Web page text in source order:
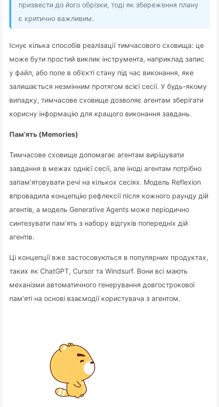
призвести до його обрізки, тоді як збереження плану
є критично важливим.
Існує кілька способів реалізації тимчасового сховища: це
може бути простий виклик інструмента, наприклад запис
у файл, або поле в об’єкті стану під час виконання, яке
залишається незмінним протягом всієї сесії. У будь-якому
випадку, тимчасове сховище дозволяє агентам зберігати
корисну інформацію для кращого виконання завдань.
Пам’ять (Memories)
Тимчасове сховище допомагає агентам вирішувати
завдання в межах однієї сесії, але іноді агентам потрібно
запам’ятовувати речі на кількох сесіях. Модель Reflexion
впровадила концепцію рефлексії після кожного раунду дій
агентів, а модель Generative Agents може періодично
синтезувати пам’ять з набору відгуків попередніх дій
агентів.
Ці концепції вже застосовуються в популярних продуктах,
таких як ChatGPT, Cursor та Windsurf. Вони всі мають
механізми автоматичного генерування довгострокової
пам’яті на основі взаємодії користувача з агентом.